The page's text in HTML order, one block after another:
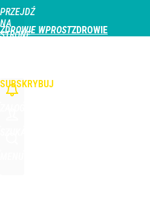
PRZEJDŹ
NA
STRONĘ
ZDROWIE WPROST
SUBSKRYBUJ